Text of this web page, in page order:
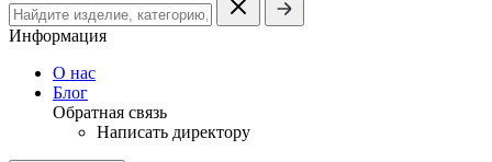
Информация
О нас
Блог
Обратная связь
Написать директору